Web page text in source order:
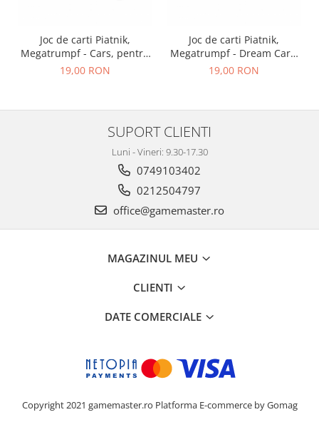
Joc de carti Piatnik,
Megatrumpf - Cars, pentru
2-4 jucatori de peste 7 ani
19,00 RON
Joc de carti Piatnik,
Megatrumpf - Dream Cars,
pentru 2-4 jucatori de peste
19,00 RON
SUPORT CLIENTI
Luni - Vineri: 9.30-17.30
0749103402
0212504797
office@gamemaster.ro
MAGAZINUL MEU
CLIENTI
DATE COMERCIALE
Copyright 2021 gamemaster.ro Platforma E-commerce by Gomag